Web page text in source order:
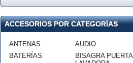
ACCESORIOS POR CATEGORÍAS
ANTENAS
BATERÍAS
AUDIO
BISAGRA PUERTA